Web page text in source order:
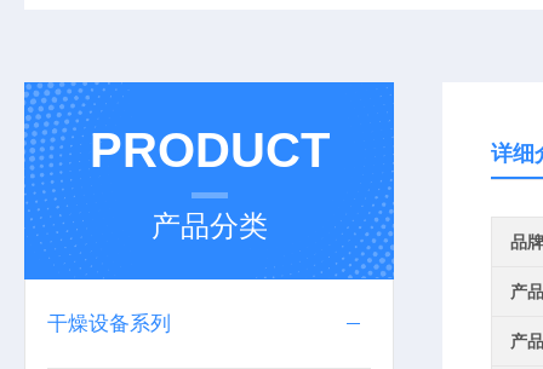
PRODUCT
产品分类
干燥设备系列
详细
品牌
产
产